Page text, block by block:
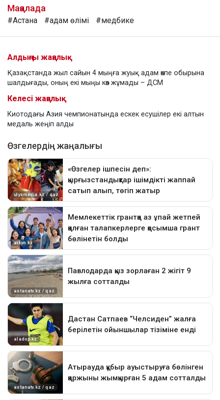
Мақалада
#Астана #адам өлімі #медбике
Алдыңғы жаңалық
Қазақстанда жыл сайын 4 мыңға жуық адам өкпе обырына
шалдығады, оның екі мыңы көз жұмады – ДСМ
Келесі жаңалық
Киотодағы Азия чемпионатында ескек есушілер екі алтын
медаль жеңіп алды